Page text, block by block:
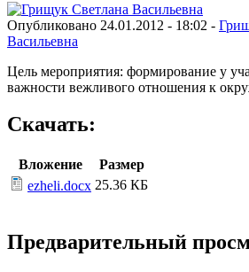
Опубликовано 24.01.2012 - 18:02 -
Васильевна
Цель мероприятия: формирование у
важности вежливого отношения к
Скачать:
Вложение
Размер
ezheli.docx 25.36 КБ
Предварительный